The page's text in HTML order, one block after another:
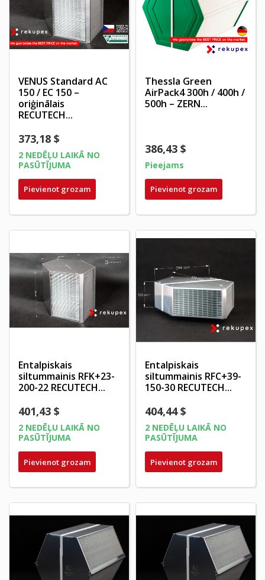
VENUS Standard AC
150 / EC 150 –
oriģinālais
RECUTECH...
373,18 $
2 NEDĒĻU LAIKĀ NO
PASŪTĪJUMA
Pievienot grozam
Thessla Green
AirPack4 300h / 400h /
500h – ZERN...
386,43 $
Pieejams
Pievienot grozam
Entalpiskais
siltummainis RFK+23-
200-22 RECUTECH...
401,43 $
2 NEDĒĻU LAIKĀ NO
PASŪTĪJUMA
Pievienot grozam
Entalpiskais
siltummainis RFC+39-
150-30 RECUTECH...
404,44 $
2 NEDĒĻU LAIKĀ NO
PASŪTĪJUMA
Pievienot grozam